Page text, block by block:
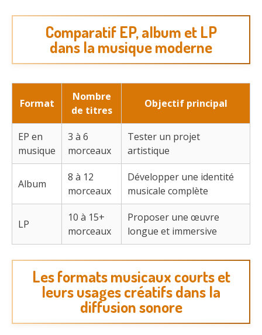
Comparatif EP, album et LP
dans la musique moderne
Format
Nombre
de titres
Objectif principal
EP en
musique
3 à 6
morceaux
Tester un projet
artistique
Album
8 à 12
morceaux
Développer une identité
musicale complète
LP
10 à 15+
morceaux
Proposer une œuvre
longue et immersive
Les formats musicaux courts et
leurs usages créatifs dans la
diffusion sonore